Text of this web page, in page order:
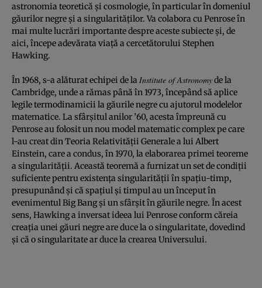
astronomia teoretică şi cosmologie, în particular în domeniul
găurilor negre şi a singularităţilor. Va colabora cu Penrose în
mai multe lucrări importante despre aceste subiecte şi, de
aici, începe adevărata viaţă a cercetătorului Stephen
Hawking.
În 1968, s-a alăturat echipei de la Institute of Astronomyde la
Cambridge, unde a rămas până în 1973, începând să aplice
legile termodinamicii la găurile negre cu ajutorul modelelor
matematice. La sfârşitul anilor ’60, acesta împreună cu
Penrose au folosit un nou model matematic complex pe care
l-au creat din Teoria Relativităţii Generale a lui Albert
Einstein, care a condus, în 1970, la elaborarea primei teoreme
a singularităţii. Această teoremă a furnizat un set de condiţii
suficiente pentru existenţa singularităţii în spaţiu-timp,
presupunând şi că spaţiul şi timpul au un început în
evenimentul Big Bang şi un sfârşit în găurile negre. În acest
sens, Hawking a inversat ideea lui Penrose conform căreia
creaţia unei găuri negre are duce la o singularitate, dovedind
şi că o singularitate ar duce la crearea Universului.